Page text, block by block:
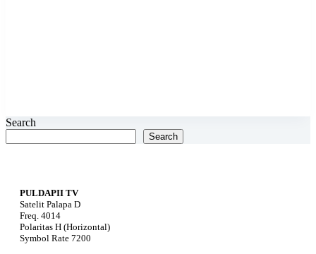
Search
Search
PULDAPII TV
Satelit Palapa D
Freq. 4014
Polaritas H (Horizontal)
Symbol Rate 7200